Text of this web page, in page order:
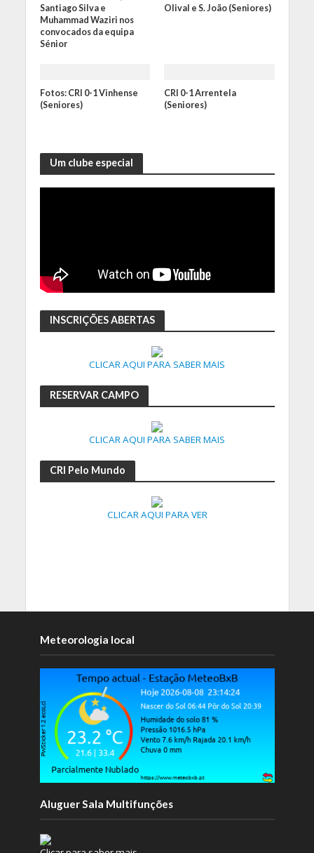
Santiago Silva e
Muhammad Waziri nos
convocados da equipa
Sénior
Olival e S. João (Seniores)
Fotos: CRI 0-1 Vinhense
(Seniores)
CRI 0-1 Arrentela
(Seniores)
Um clube especial
INSCRIÇÕES ABERTAS
CLICAR AQUI PARA SABER MAIS
RESERVAR CAMPO
CLICAR AQUI PARA SABER MAIS
CRI Pelo Mundo
CLICAR AQUI PARA VER
Meteorologia local
Aluguer Sala Multifunções